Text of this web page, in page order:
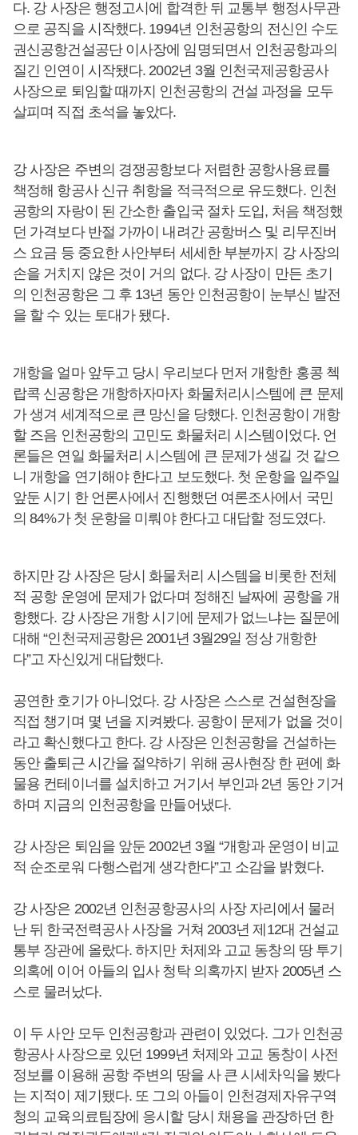
다. 강 사장은 행정고시에 합격한 뒤 교통부 행정사무관
으로 공직을 시작했다. 1994년 인천공항의 전신인 수도
권신공항건설공단 이사장에 임명되면서 인천공항과의
질긴 인연이 시작됐다. 2002년 3월 인천국제공항공사
사장으로 퇴임할 때까지 인천공항의 건설 과정을 모두
살피며 직접 초석을 놓았다.
강 사장은 주변의 경쟁공항보다 저렴한 공항사용료를
책정해 항공사 신규 취항을 적극적으로 유도했다. 인천
공항의 자랑이 된 간소한 출입국 절차 도입, 처음 책정했
던 가격보다 반절 가까이 내려간 공항버스 및 리무진버
스 요금 등 중요한 사안부터 세세한 부분까지 강 사장의
손을 거치지 않은 것이 거의 없다. 강 사장이 만든 초기
의 인천공항은 그 후 13년 동안 인천공항이 눈부신 발전
을 할 수 있는 토대가 됐다.
개항을 얼마 앞두고 당시 우리보다 먼저 개항한 홍콩 첵
랍콕 신공항은 개항하자마자 화물처리시스템에 큰 문제
가 생겨 세계적으로 큰 망신을 당했다. 인천공항이 개항
할 즈음 인천공항의 고민도 화물처리 시스템이었다. 언
론들은 연일 화물처리 시스템에 큰 문제가 생길 것 같으
니 개항을 연기해야 한다고 보도했다. 첫 운항을 일주일
앞둔 시기 한 언론사에서 진행했던 여론조사에서 국민
의 84%가 첫 운항을 미뤄야 한다고 대답할 정도였다.
하지만 강 사장은 당시 화물처리 시스템을 비롯한 전체
적 공항 운영에 문제가 없다며 정해진 날짜에 공항을 개
항했다. 강 사장은 개항 시기에 문제가 없느냐는 질문에
대해 “인천국제공항은 2001년 3월29일 정상 개항한
다”고 자신있게 대답했다.
공연한 호기가 아니었다. 강 사장은 스스로 건설현장을
직접 챙기며 몇 년을 지켜봤다. 공항이 문제가 없을 것이
라고 확신했다고 한다. 강 사장은 인천공항을 건설하는
동안 출퇴근 시간을 절약하기 위해 공사현장 한 편에 화
물용 컨테이너를 설치하고 거기서 부인과 2년 동안 기거
하며 지금의 인천공항을 만들어냈다.
강 사장은 퇴임을 앞둔 2002년 3월 “개항과 운영이 비교
적 순조로워 다행스럽게 생각한다”고 소감을 밝혔다.
강 사장은 2002년 인천공항공사의 사장 자리에서 물러
난 뒤 한국전력공사 사장을 거쳐 2003년 제12대 건설교
통부 장관에 올랐다. 하지만 처제와 고교 동창의 땅 투기
의혹에 이어 아들의 입사 청탁 의혹까지 받자 2005년 스
스로 물러났다.
이 두 사안 모두 인천공항과 관련이 있었다. 그가 인천공
항공사 사장으로 있던 1999년 처제와 고교 동창이 사전
정보를 이용해 공항 주변의 땅을 사 큰 시세차익을 봤다
는 지적이 제기됐다. 또 그의 아들이 인천경제자유구역
청의 교육의료팀장에 응시할 당시 채용을 관장하던 한